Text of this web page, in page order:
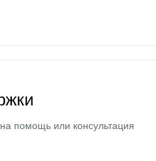
помощь или консультация